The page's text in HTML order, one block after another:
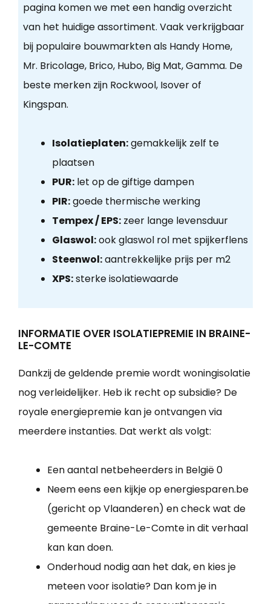
pagina komen we met een handig overzicht
van het huidige assortiment. Vaak verkrijgbaar
bij populaire bouwmarkten als Handy Home,
Mr. Bricolage, Brico, Hubo, Big Mat, Gamma. De
beste merken zijn Rockwool, Isover of
Kingspan.
Isolatieplaten:gemakkelijk zelf te
plaatsen
PUR:let op de giftige dampen
PIR:goede thermische werking
Tempex / EPS:zeer lange levensduur
Glaswol:ook glaswol rol met spijkerflens
Steenwol:aantrekkelijke prijs per m2
XPS:sterke isolatiewaarde
INFORMATIE OVER ISOLATIEPREMIE IN BRAINE-
LE-COMTE
Dankzij de geldende premie wordt woningisolatie
nog verleidelijker. Heb ik recht op subsidie? De
royale energiepremie kan je ontvangen via
meerdere instanties. Dat werkt als volgt:
Een aantal netbeheerders in België 0
Neem eens een kijkje op energiesparen.be
(gericht op Vlaanderen) en check wat de
gemeente Braine-Le-Comte in dit verhaal
kan kan doen.
Onderhoud nodig aan het dak, en kies je
meteen voor isolatie? Dan kom je in